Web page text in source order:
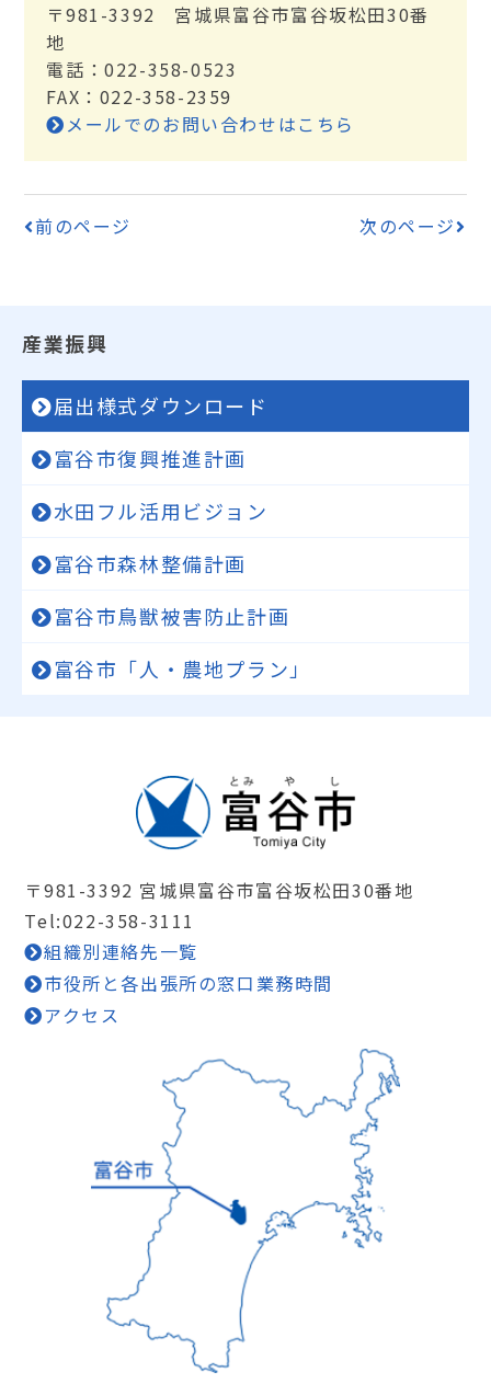
〒981-3392 宮城県富谷市富谷坂松田30番
地
電話：022-358-0523
FAX：022-358-2359
メールでのお問い合わせはこちら
前のページ 次のページ
産業振興
届出様式ダウンロード
富谷市復興推進計画
水田フル活用ビジョン
富谷市森林整備計画
富谷市鳥獣被害防止計画
富谷市「人・農地プラン」
〒981-3392 宮城県富谷市富谷坂松田30番地
Tel:022-358-3111
組織別連絡先一覧
市役所と各出張所の窓口業務時間
アクセス